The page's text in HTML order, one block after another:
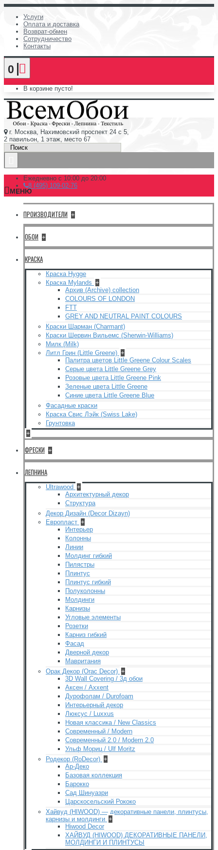
Услуги
Оплата и доставка
Возврат-обмен
Сотрудничество
Контакты
0
В корзине пусто!
г. Москва, Нахимовский проспект 24 с 5,
2 павильон, 1 этаж, место 67
Ежедневно с 10:00 до 20:00
8 (495) 109-02-76
МЕНЮ
ПРОИЗВОДИТЕЛИ +
ОБОИ +
КРАСКА
Краска Hygge
Краска Mylands +
Архив (Archive) collection
COLOURS OF LONDON
FTT
GREY AND NEUTRAL PAINT COLOURS
Краски Шарман (Charmant)
Краски Шервин Вильемс (Sherwin-Williams)
Милк (Milk)
Литл Грин (Little Greene) +
Палитра цветов Little Greene Colour Scales
Серые цвета Little Greene Grey
Розовые цвета Little Greene Pink
Зеленые цвета Little Greene
Синие цвета Little Greene Blue
Фасадные краски
Краска Свис Лэйк (Swiss Lake)
Грунтовка
+
ФРЕСКИ +
ЛЕПНИНА
Ultrawood +
Архитектурный декор
Структура
Декор Дизайн (Decor Dizayn)
Европласт +
Интерьер
Колонны
Линии
Молдинг гибкий
Пилястры
Плинтус
Плинтус гибкий
Полуколонны
Молдинги
Карнизы
Угловые элементы
Розетки
Карниз гибкий
Фасад
Дверной декор
Мавритания
Орак Декор (Orac Decor) +
3D Wall Covering / 3д обои
Аксен / Axxent
Дурофолам / Durofoam
Интерьерный декор
Люксус / Luxxus
Новая классика / New Classics
Современный / Modern
Современный 2.0 / Modern 2.0
Ульф Мориц / Ulf Moritz
Родекор (RoDecor) +
Ар-Деко
Базовая коллекция
Барокко
Сад Шинуазри
Царскосельский Рококо
Хайвуд (HIWOOD) — декоративные панели, плинтусы,
карнизы и молдинги +
Hiwood Decor
ХАЙВУД (HIWOOD) ДЕКОРАТИВНЫЕ ПАНЕЛИ,
МОЛДИНГИ И ПЛИНТУСЫ